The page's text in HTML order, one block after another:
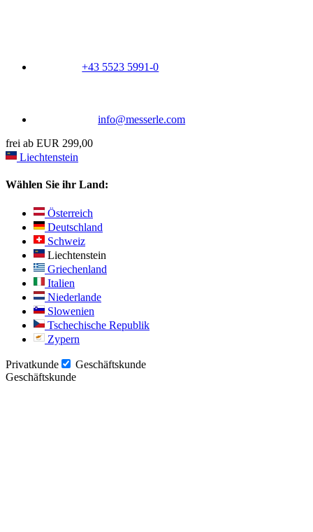
+43 5523 5991-0
info@messerle.com
frei ab EUR 299,00
Liechtenstein
Wählen Sie ihr Land:
Österreich
Deutschland
Schweiz
Liechtenstein
Griechenland
Italien
Niederlande
Slowenien
Tschechische Republik
Zypern
Privatkunde
Geschäftskunde
Geschäftskunde